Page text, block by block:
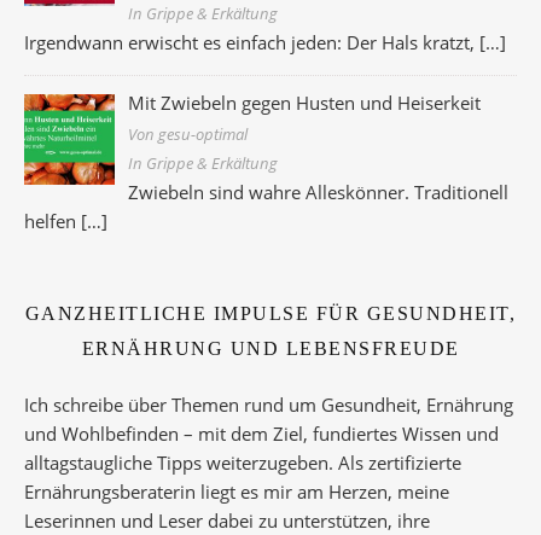
In Grippe & Erkältung
Irgendwann erwischt es einfach jeden: Der Hals kratzt, […]
Mit Zwiebeln gegen Husten und Heiserkeit
Von gesu-optimal
In Grippe & Erkältung
Zwiebeln sind wahre Alleskönner. Traditionell
helfen […]
GANZHEITLICHE IMPULSE FÜR GESUNDHEIT,
ERNÄHRUNG UND LEBENSFREUDE
Ich schreibe über Themen rund um Gesundheit, Ernährung
und Wohlbefinden – mit dem Ziel, fundiertes Wissen und
alltagstaugliche Tipps weiterzugeben. Als zertifizierte
Ernährungsberaterin liegt es mir am Herzen, meine
Leserinnen und Leser dabei zu unterstützen, ihre